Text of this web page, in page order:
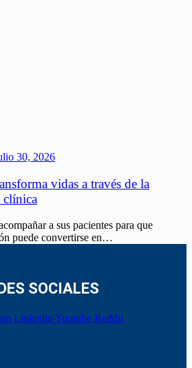
30, 2026
vidas a través de la
a sus pacientes para que
puede convertirse en…
SOCIALES
Linkedin Youtube Reddit